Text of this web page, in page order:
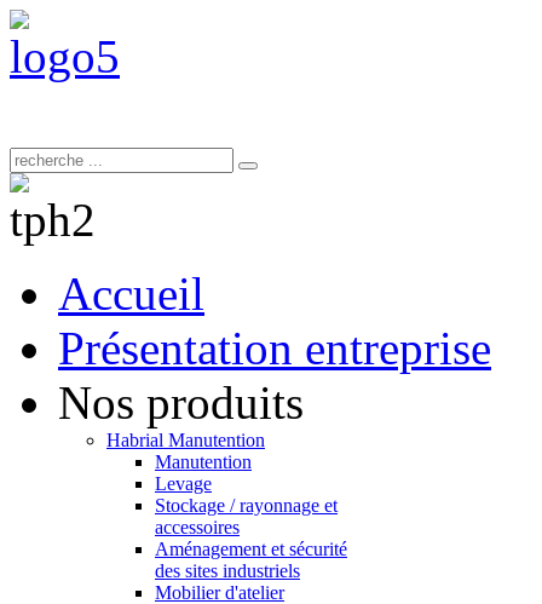
Accueil
Présentation entreprise
Nos produits
Habrial Manutention
Manutention
Levage
Stockage / rayonnage et
accessoires
Aménagement et sécurité
des sites industriels
Mobilier d'atelier